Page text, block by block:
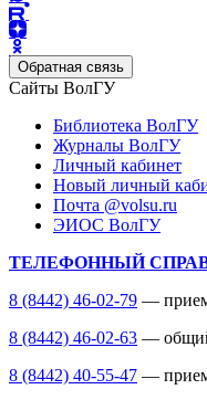
Обратная связь
Сайты ВолГУ
Библиотека ВолГУ
Журналы ВолГУ
Личный кабинет
Новый личный
Почта @volsu.ru
ЭИОС ВолГУ
ТЕЛЕФОННЫЙ
8 (8442) 46-02-79 —
8 (8442) 46-02-63 —
8 (8442) 40-55-47 —